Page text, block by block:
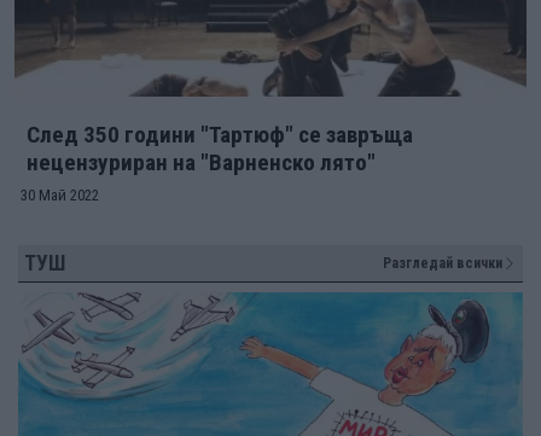
След 350 години "Тартюф" се завръща
нецензуриран на "Варненско лято"
30 Май 2022
ТУШ Разгледай всички